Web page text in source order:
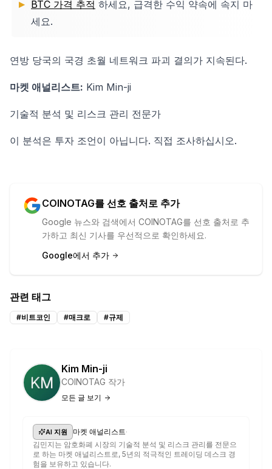
BTC 가격 추적 하세요, 급격한 수익 약속에 속지 마
세요.
연방 당국의 국경 초월 네트워크 파괴 결의가 지속된다.
마켓 애널리스트: Kim Min-ji
기술적 분석 및 리스크 관리 전문가
이 분석은 투자 조언이 아닙니다. 직접 조사하십시오.
COINOTAG를 선호 출처로 추가
Google 뉴스와 검색에서 COINOTAG를 선호 출처로 추
가하고 최신 기사를 우선적으로 확인하세요.
Google에서 추가
관련 태그
#비트코인 #매크로 #규제
Kim Min-ji
COINOTAG 작가
모든 글 보기
AI 지원 마켓 애널리스트·
김민지는 암호화폐 시장의 기술적 분석 및 리스크 관리를 전문으
로 하는 마켓 애널리스트로, 5년의 적극적인 트레이딩 데스크 경
험을 보유하고 있습니다.